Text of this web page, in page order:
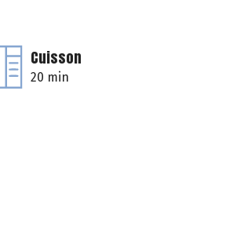
Cuisson
20 min